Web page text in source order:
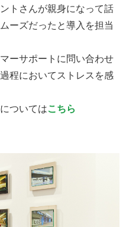
トさんが親身になって話
ーズだったと導入を担当
ーサポートに問い合わせ
程においてストレスを感
ついてはこちら